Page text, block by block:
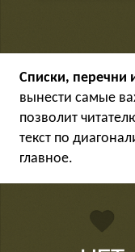
Списки, перечни
вынести самые
позволит
текст по
главное.